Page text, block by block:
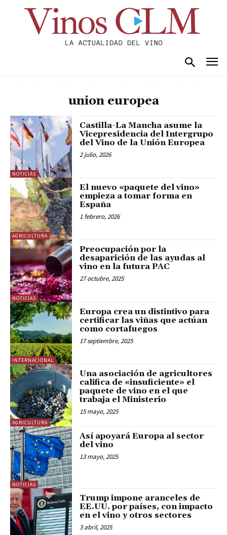
union europea
NOTICIAS
Castilla-La Mancha asume la
Vicepresidencia del Intergrupo
del Vino de la Unión Europea
2 julio, 2026
AGRICULTURA
El nuevo «paquete del vino»
empieza a tomar forma en
España
1 febrero, 2026
NOTICIAS
Preocupación por la
desaparición de las ayudas al
vino en la futura PAC
27 octubre, 2025
INTERNACIONAL
Europa crea un distintivo para
certificar las viñas que actúan
como cortafuegos
17 septiembre, 2025
AGRICULTURA
Una asociación de agricultores
califica de «insuficiente» el
paquete de vino en el que
trabaja el Ministerio
15 mayo, 2025
NOTICIAS
Así apoyará Europa al sector
del vino
13 mayo, 2025
Trump impone aranceles de
EE.UU. por países, con impacto
en el vino y otros sectores
3 abril, 2025